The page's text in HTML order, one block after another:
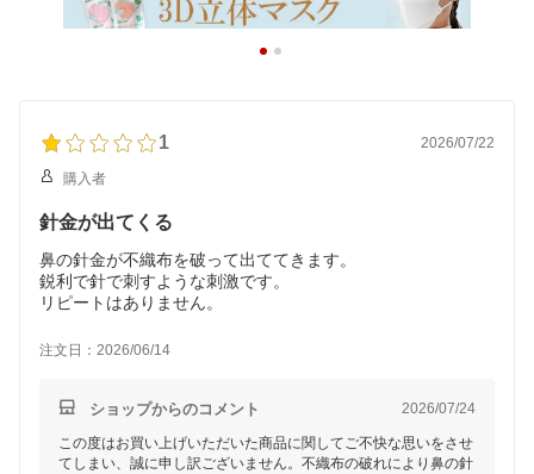
1 2026/07/22
購入者
針金が出てくる
鼻の針金が不織布を破って出ててきます。
鋭利で針で刺すような刺激です。
リピートはありません。
注文日：2026/06/14
ショップからのコメント 2026/07/24
この度はお買い上げいただいた商品に関してご不快な思いをさせ
てしまい、誠に申し訳ございません。不織布の破れにより鼻の針